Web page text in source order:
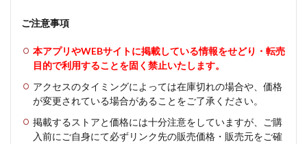
ご注意事項
本アプリやWEBサイトに掲載している情報をせどり・転売
目的で利用することを固く禁止いたします。
アクセスのタイミングによっては在庫切れの場合や、価格
が変更されている場合があることをご了承ください。
掲載するストアと価格には十分注意をしていますが、ご購
入前にご自身にて必ずリンク先の販売価格・販売元をご確